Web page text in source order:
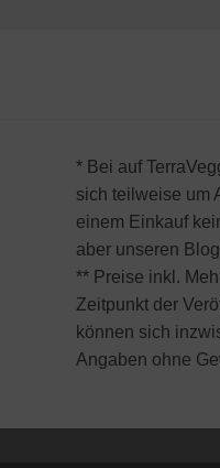
* Bei auf
sich teilweise um
einem Einkauf
aber unseren
** Preise inkl.
Zeitpunkt der
können sich
Angaben ohne